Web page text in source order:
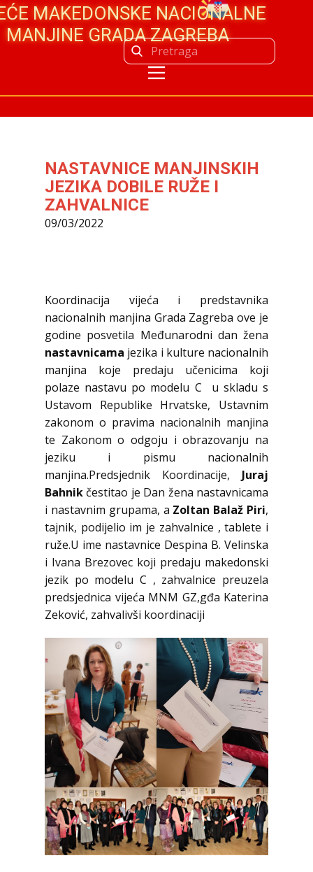
MAKEDONSKE NACIONALNE
MANJINE GRADA ZAGREBA
NASTAVNICE MANJINSKIH
JEZIKA DOBILE RUŽE I
ZAHVALNICE
09/03/2022
Koordinacija vijeća i predstavnika
nacionalnih manjina Grada Zagreba ove je
godine posvetila Međunarodni dan žena
nastavnicama jezika i kulture nacionalnih
manjina koje predaju učenicima koji
polaze nastavu po modelu C u skladu s
Ustavom Republike Hrvatske, Ustavnim
zakonom o pravima nacionalnih manjina
te Zakonom o odgoju i obrazovanju na
jeziku i pismu nacionalnih
manjina.Predsjednik Koordinacije, Juraj
Bahnik čestitao je Dan žena nastavnicama
i nastavnim grupama, a Zoltan Balaž Piri,
tajnik, podijelio im je zahvalnice , tablete i
ruže.U ime nastavnice Despina B. Velinska
i Ivana Brezovec koji predaju makedonski
jezik po modelu C , zahvalnice preuzela
predsjednica vijeća MNM GZ,gđa Katerina
Zeković, zahvalivši koordinaciji